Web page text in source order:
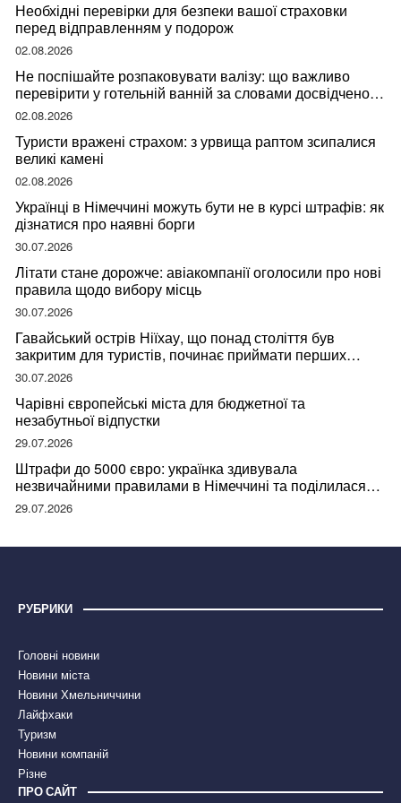
Необхідні перевірки для безпеки вашої страховки
перед відправленням у подорож
02.08.2026
Не поспішайте розпаковувати валізу: що важливо
перевірити у готельній ванній за словами досвідченої
мандрівниці
02.08.2026
Туристи вражені страхом: з урвища раптом зсипалися
великі камені
02.08.2026
Українці в Німеччині можуть бути не в курсі штрафів: як
дізнатися про наявні борги
30.07.2026
Літати стане дорожче: авіакомпанії оголосили про нові
правила щодо вибору місць
30.07.2026
Гавайський острів Ніїхау, що понад століття був
закритим для туристів, починає приймати перших
відвідувачів
30.07.2026
Чарівні європейські міста для бюджетної та
незабутньої відпустки
29.07.2026
Штрафи до 5000 євро: українка здивувала
незвичайними правилами в Німеччині та поділилася
правдою
29.07.2026
РУБРИКИ
Головні новини
Новини міста
Новини Хмельниччини
Лайфхаки
Туризм
Новини компаній
Різне
ПРО САЙТ